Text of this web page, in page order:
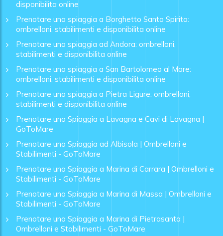
disponibilita online
Prenotare una spiaggia a Borghetto Santo Spirito:
ombrelloni, stabilimenti e disponibilita online
Prenotare una spiaggia ad Andora: ombrelloni,
stabilimenti e disponibilita online
Prenotare una spiaggia a San Bartolomeo al Mare:
ombrelloni, stabilimenti e disponibilita online
Prenotare una spiaggia a Pietra Ligure: ombrelloni,
stabilimenti e disponibilita online
Prenotare una Spiaggia a Lavagna e Cavi di Lavagna |
GoToMare
Prenotare una Spiaggia ad Albisola | Ombrelloni e
Stabilimenti - GoToMare
Prenotare una Spiaggia a Marina di Carrara | Ombrelloni e
Stabilimenti - GoToMare
Prenotare una Spiaggia a Marina di Massa | Ombrelloni e
Stabilimenti - GoToMare
Prenotare una Spiaggia a Marina di Pietrasanta |
Ombrelloni e Stabilimenti - GoToMare